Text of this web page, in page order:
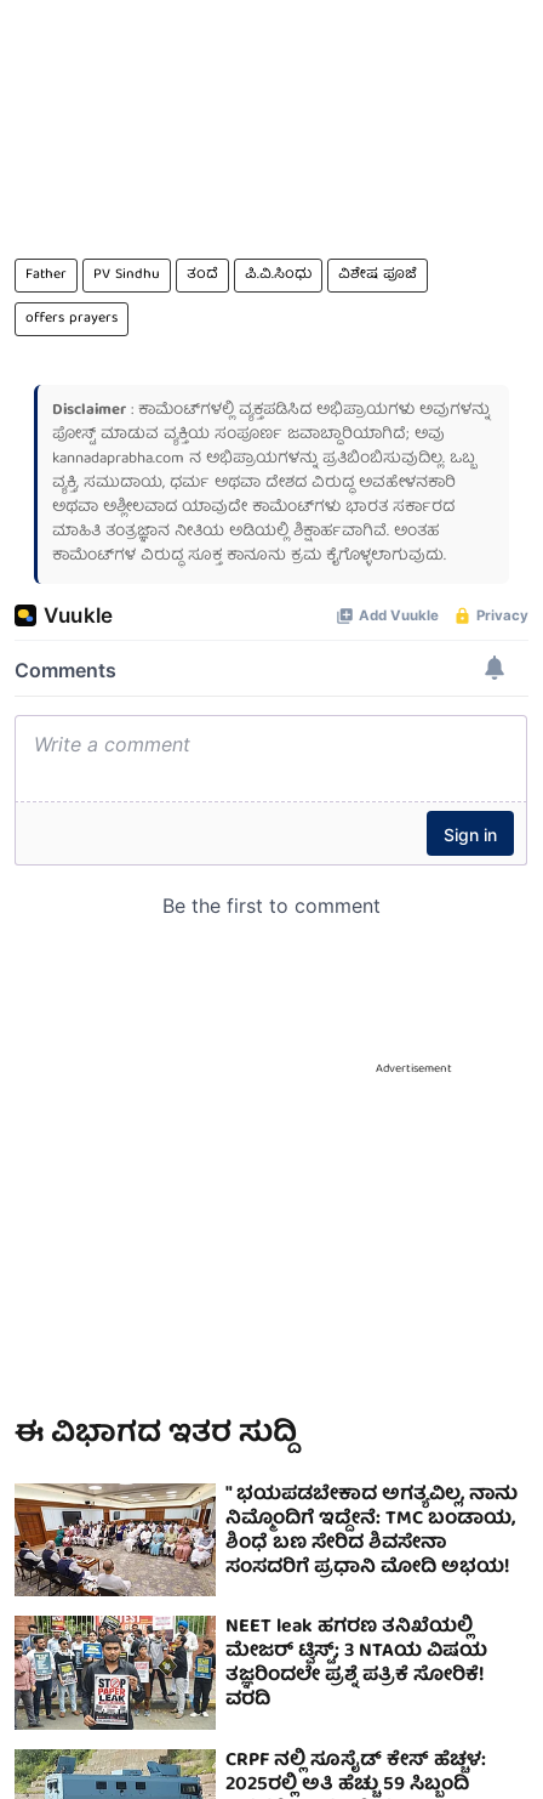
Father PV Sindhu ತಂದೆ ಪಿ.ವಿ.ಸಿಂಧು
ವಿಶೇಷ ಪೂಜೆ
offers prayers
Disclaimer: ಕಾಮೆಂಟ್‌ಗಳಲ್ಲಿ ವ್ಯಕ್ತಪಡಿಸಿದ ಅಭಿಪ್ರಾಯಗಳು ಅವುಗಳನ್ನು
ಪೋಸ್ಟ್ ಮಾಡುವ ವ್ಯಕ್ತಿಯ ಸಂಪೂರ್ಣ ಜವಾಬ್ದಾರಿಯಾಗಿದೆ; ಅವು
kannadaprabha.com ನ ಅಭಿಪ್ರಾಯಗಳನ್ನು ಪ್ರತಿಬಿಂಬಿಸುವುದಿಲ್ಲ. ಒಬ್ಬ
ವ್ಯಕ್ತಿ, ಸಮುದಾಯ, ಧರ್ಮ ಅಥವಾ ದೇಶದ ವಿರುದ್ಧ ಅವಹೇಳನಕಾರಿ
ಅಥವಾ ಅಶ್ಲೀಲವಾದ ಯಾವುದೇ ಕಾಮೆಂಟ್‌ಗಳು ಭಾರತ ಸರ್ಕಾರದ
ಮಾಹಿತಿ ತಂತ್ರಜ್ಞಾನ ನೀತಿಯ ಅಡಿಯಲ್ಲಿ ಶಿಕ್ಷಾರ್ಹವಾಗಿವೆ. ಅಂತಹ
ಕಾಮೆಂಟ್‌ಗಳ ವಿರುದ್ಧ ಸೂಕ್ತ ಕಾನೂನು ಕ್ರಮ ಕೈಗೊಳ್ಳಲಾಗುವುದು.
Advertisement
ಈ ವಿಭಾಗದ ಇತರ ಸುದ್ದಿ
" ಭಯಪಡಬೇಕಾದ ಅಗತ್ಯವಿಲ್ಲ, ನಾನು
ನಿಮ್ಮೊಂದಿಗೆ ಇದ್ದೇನೆ: TMC ಬಂಡಾಯ,
ಶಿಂಧೆ ಬಣ ಸೇರಿದ ಶಿವಸೇನಾ
ಸಂಸದರಿಗೆ ಪ್ರಧಾನಿ ಮೋದಿ ಅಭಯ!
NEET leak ಹಗರಣ ತನಿಖೆಯಲ್ಲಿ
ಮೇಜರ್ ಟ್ವಿಸ್ಟ್; 3 NTAಯ ವಿಷಯ
ತಜ್ಞರಿಂದಲೇ ಪ್ರಶ್ನೆ ಪತ್ರಿಕೆ ಸೋರಿಕೆ!
ವರದಿ
CRPF ನಲ್ಲಿ ಸೂಸೈಡ್ ಕೇಸ್ ಹೆಚ್ಚಳ:
2025ರಲ್ಲಿ ಅತಿ ಹೆಚ್ಚು 59 ಸಿಬ್ಬಂದಿ